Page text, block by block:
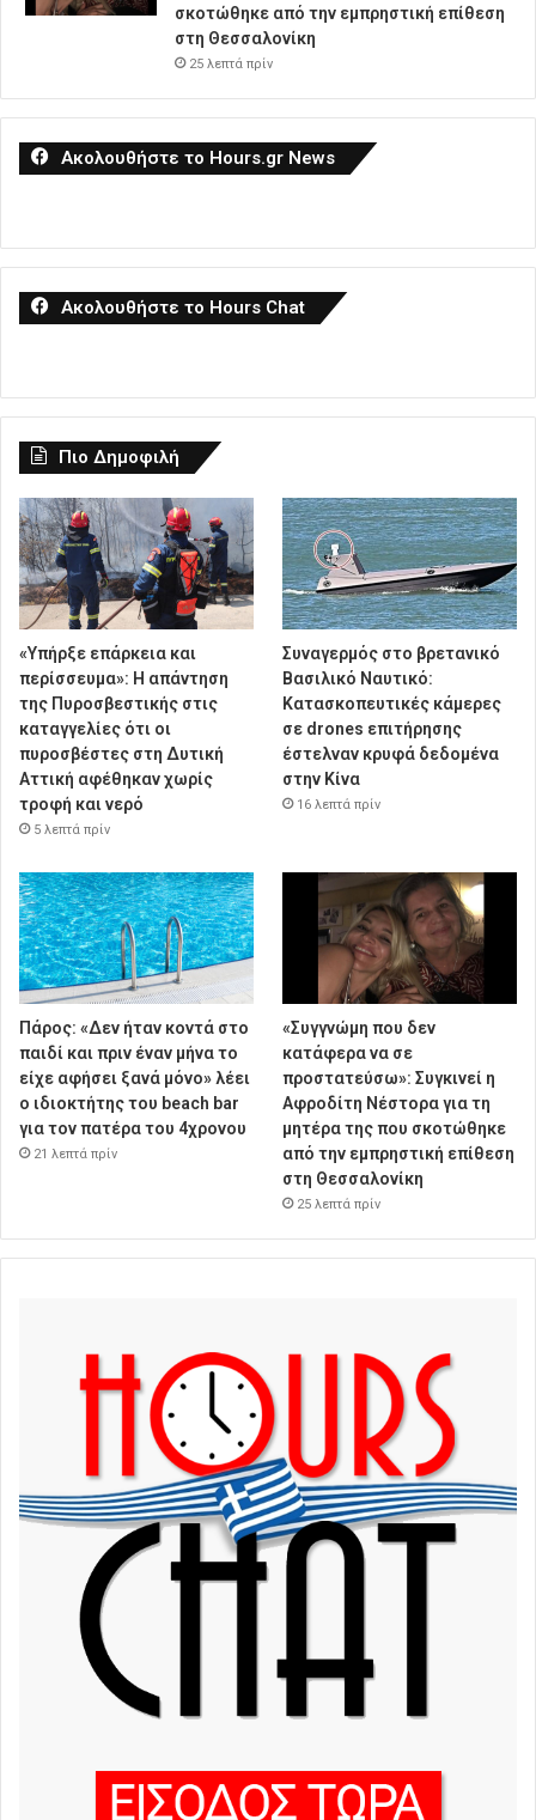
σκοτώθηκε από την εμπρηστική επίθεση
στη Θεσσαλονίκη
25 λεπτά πρίν
Ακολουθήστε το Hours.gr News
Ακολουθήστε το Hours Chat
Πιο Δημοφιλή
«Υπήρξε επάρκεια και
περίσσευμα»: Η απάντηση
της Πυροσβεστικής στις
καταγγελίες ότι οι
πυροσβέστες στη Δυτική
Αττική αφέθηκαν χωρίς
τροφή και νερό
5 λεπτά πρίν
Συναγερμός στο βρετανικό
Βασιλικό Ναυτικό:
Κατασκοπευτικές κάμερες
σε drones επιτήρησης
έστελναν κρυφά δεδομένα
στην Κίνα
16 λεπτά πρίν
Πάρος: «Δεν ήταν κοντά στο
παιδί και πριν έναν μήνα το
είχε αφήσει ξανά μόνο» λέει
ο ιδιοκτήτης του beach bar
για τον πατέρα του 4χρονου
21 λεπτά πρίν
«Συγγνώμη που δεν
κατάφερα να σε
προστατεύσω»: Συγκινεί η
Αφροδίτη Νέστορα για τη
μητέρα της που σκοτώθηκε
από την εμπρηστική επίθεση
στη Θεσσαλονίκη
25 λεπτά πρίν